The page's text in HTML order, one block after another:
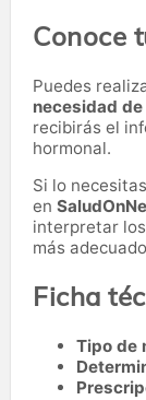
Conoce
Puedes
necesidad
recibirás el
hormonal.
Si lo
en
interpretar
más
Ficha
Tipo de